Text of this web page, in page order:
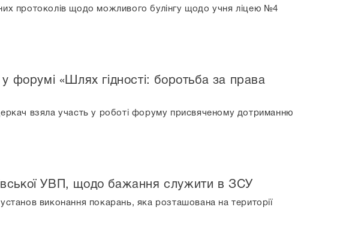
протоколів щодо можливого булінгу щодо учня ліцею №4
у форумі «Шлях гідності: боротьба за права
взяла участь у роботі форуму присвяченому дотриманню
УВП, щодо бажання служити в ЗСУ
виконання покарань, яка розташована на території